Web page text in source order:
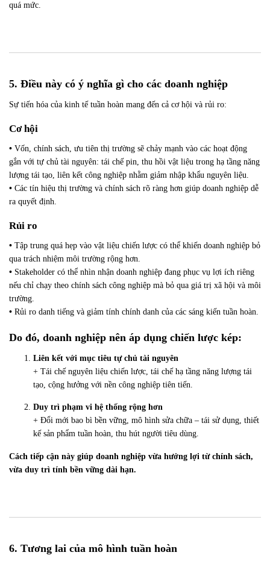
quá mức.
5. Điều này có ý nghĩa gì cho các doanh nghiệp
Sự tiến hóa của kinh tế tuần hoàn mang đến cả cơ hội và rủi ro:
Cơ hội
• Vốn, chính sách, ưu tiên thị trường sẽ chảy mạnh vào các hoạt động
gắn với tự chủ tài nguyên: tái chế pin, thu hồi vật liệu trong hạ tầng năng
lượng tái tạo, liên kết công nghiệp nhằm giảm nhập khẩu nguyên liệu.
• Các tín hiệu thị trường và chính sách rõ ràng hơn giúp doanh nghiệp dễ
ra quyết định.
Rủi ro
• Tập trung quá hẹp vào vật liệu chiến lược có thể khiến doanh nghiệp bỏ
qua trách nhiệm môi trường rộng hơn.
• Stakeholder có thể nhìn nhận doanh nghiệp đang phục vụ lợi ích riêng
nếu chỉ chạy theo chính sách công nghiệp mà bỏ qua giá trị xã hội và môi
trường.
• Rủi ro danh tiếng và giảm tính chính danh của các sáng kiến tuần hoàn.
Do đó, doanh nghiệp nên áp dụng chiến lược kép:
Liên kết với mục tiêu tự chủ tài nguyên
+ Tái chế nguyên liệu chiến lược, tái chế hạ tầng năng lượng tái
tạo, cộng hưởng với nền công nghiệp tiên tiến.
Duy trì phạm vi hệ thống rộng hơn
+ Đổi mới bao bì bền vững, mô hình sửa chữa – tái sử dụng, thiết
kế sản phẩm tuần hoàn, thu hút người tiêu dùng.
Cách tiếp cận này giúp doanh nghiệp vừa hưởng lợi từ chính sách,
vừa duy trì tính bền vững dài hạn.
6. Tương lai của mô hình tuần hoàn